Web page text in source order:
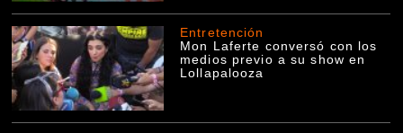
Entretención
Mon Laferte conversó con los
medios previo a su show en
Lollapalooza